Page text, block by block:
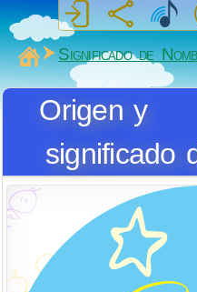
MiSabueso
Significado de
Origen y
significado